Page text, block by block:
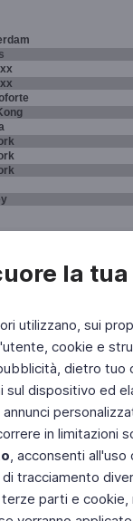
la
utilizzano, sui
cookie e
dietro
sul dispositivo ed
in limitazioni
, acconsenti
tracciamento
parti e